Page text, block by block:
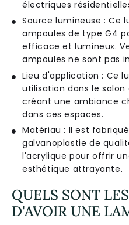
électriques
Source lumineuse : Ce
ampoules de type G4
efficace et lumineux.
ampoules ne sont pas
Lieu d'application : Ce
utilisation dans le
créant une ambiance
dans ces espaces.
Matériau : Il est
galvanoplastie de
l'acrylique pour offrir
esthétique attrayante.
QUELS SONT
D'AVOIR UNE